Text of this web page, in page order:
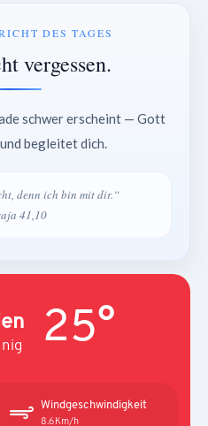
DES TAGES
vergessen.
schwer erscheint — Gott
begleitet dich.
denn ich bin mit dir.“
41,10
25°
Windgeschwindigkeit
8.6Km/h